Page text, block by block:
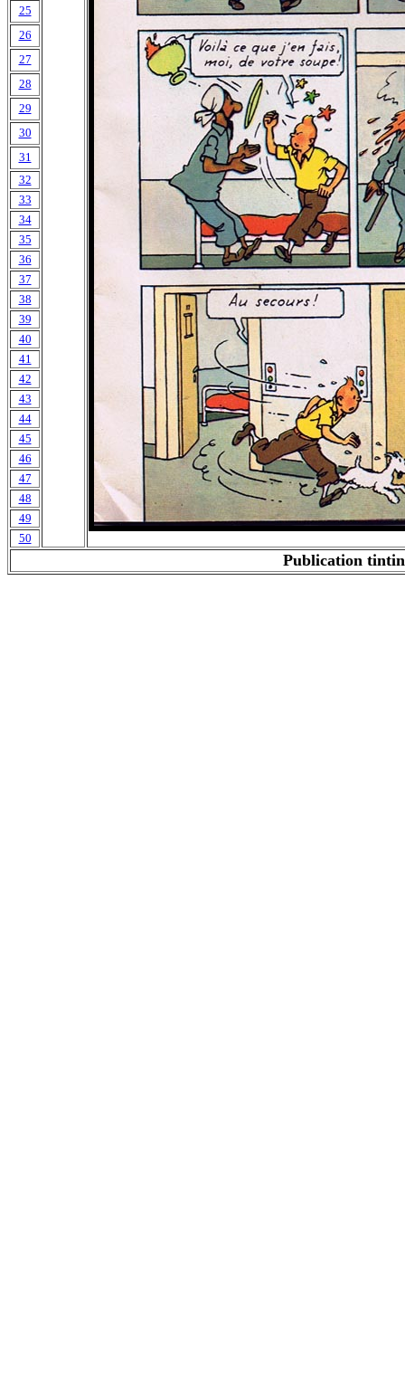
25
26
27
28
29
30
31
32
33
34
35
36
37
38
39
40
41
42
43
44
45
46
47
48
49
50
Publication tintin